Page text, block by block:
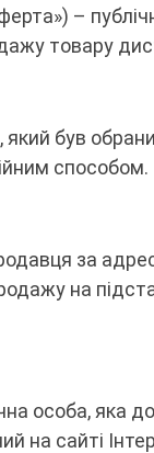
–
товару
який був
способом.
за
на
особа, яка
на сайті